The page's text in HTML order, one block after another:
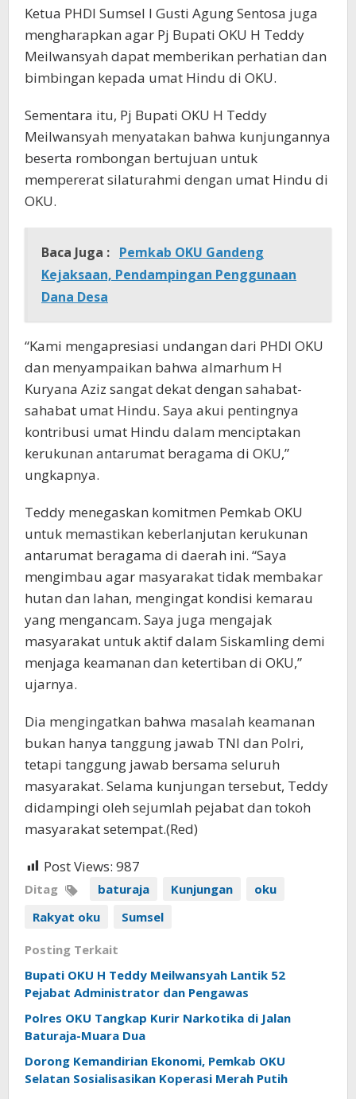
Ketua PHDI Sumsel I Gusti Agung Sentosa juga
mengharapkan agar Pj Bupati OKU H Teddy
Meilwansyah dapat memberikan perhatian dan
bimbingan kepada umat Hindu di OKU.
Sementara itu, Pj Bupati OKU H Teddy
Meilwansyah menyatakan bahwa kunjungannya
beserta rombongan bertujuan untuk
mempererat silaturahmi dengan umat Hindu di
OKU.
Baca Juga : Pemkab OKU Gandeng
Kejaksaan, Pendampingan Penggunaan
Dana Desa
“Kami mengapresiasi undangan dari PHDI OKU
dan menyampaikan bahwa almarhum H
Kuryana Aziz sangat dekat dengan sahabat-
sahabat umat Hindu. Saya akui pentingnya
kontribusi umat Hindu dalam menciptakan
kerukunan antarumat beragama di OKU,”
ungkapnya.
Teddy menegaskan komitmen Pemkab OKU
untuk memastikan keberlanjutan kerukunan
antarumat beragama di daerah ini. “Saya
mengimbau agar masyarakat tidak membakar
hutan dan lahan, mengingat kondisi kemarau
yang mengancam. Saya juga mengajak
masyarakat untuk aktif dalam Siskamling demi
menjaga keamanan dan ketertiban di OKU,”
ujarnya.
Dia mengingatkan bahwa masalah keamanan
bukan hanya tanggung jawab TNI dan Polri,
tetapi tanggung jawab bersama seluruh
masyarakat. Selama kunjungan tersebut, Teddy
didampingi oleh sejumlah pejabat dan tokoh
masyarakat setempat.(Red)
Post Views: 987
Ditag baturaja Kunjungan
oku
Rakyat oku
Sumsel
Posting Terkait
Bupati OKU H Teddy Meilwansyah Lantik 52
Pejabat Administrator dan Pengawas
Polres OKU Tangkap Kurir Narkotika di Jalan
Baturaja-Muara Dua
Dorong Kemandirian Ekonomi, Pemkab OKU
Selatan Sosialisasikan Koperasi Merah Putih